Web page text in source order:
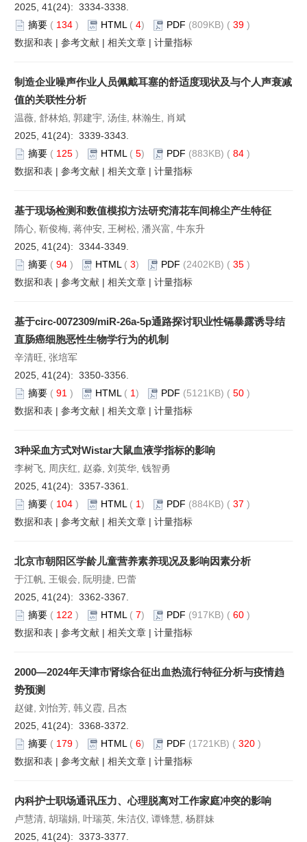
2025, 41(24): 3334-3338.
摘要 ( 134 ) HTML ( 4) PDF (809KB) ( 39 )
数据和表 | 参考文献 | 相关文章 | 计量指标
制造企业噪声作业人员佩戴耳塞的舒适度现状及与个人声衰减
值的关联性分析
温薇, 舒林焰, 郭建宇, 汤佳, 林瀚生, 肖斌
2025, 41(24): 3339-3343.
摘要 ( 125 ) HTML ( 5) PDF (883KB) ( 84 )
数据和表 | 参考文献 | 相关文章 | 计量指标
基于现场检测和数值模拟方法研究清花车间棉尘产生特征
隋心, 靳俊梅, 蒋仲安, 王树松, 潘兴富, 牛东升
2025, 41(24): 3344-3349.
摘要 ( 94 ) HTML ( 3) PDF (2402KB) ( 35 )
数据和表 | 参考文献 | 相关文章 | 计量指标
基于circ-0072309/miR-26a-5p通路探讨职业性镉暴露诱导结
直肠癌细胞恶性生物学行为的机制
辛清旺, 张培军
2025, 41(24): 3350-3356.
摘要 ( 91 ) HTML ( 1) PDF (5121KB) ( 50 )
数据和表 | 参考文献 | 相关文章 | 计量指标
3种采血方式对Wistar大鼠血液学指标的影响
李树飞, 周庆红, 赵淼, 刘英华, 钱智勇
2025, 41(24): 3357-3361.
摘要 ( 104 ) HTML ( 1) PDF (884KB) ( 37 )
数据和表 | 参考文献 | 相关文章 | 计量指标
北京市朝阳区学龄儿童营养素养现况及影响因素分析
于江帆, 王银会, 阮明捷, 巴蕾
2025, 41(24): 3362-3367.
摘要 ( 122 ) HTML ( 7) PDF (917KB) ( 60 )
数据和表 | 参考文献 | 相关文章 | 计量指标
2000—2024年天津市肾综合征出血热流行特征分析与疫情趋
势预测
赵健, 刘怡芳, 韩义霞, 吕杰
2025, 41(24): 3368-3372.
摘要 ( 179 ) HTML ( 6) PDF (1721KB) ( 320 )
数据和表 | 参考文献 | 相关文章 | 计量指标
内科护士职场通讯压力、心理脱离对工作家庭冲突的影响
卢慧清, 胡瑞娟, 叶瑞英, 朱洁仪, 谭锋慧, 杨群妹
2025, 41(24): 3373-3377.